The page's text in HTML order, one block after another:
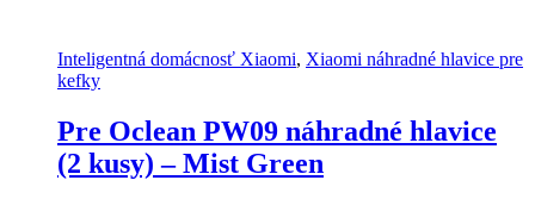
Inteligentná domácnosť Xiaomi, Xiaomi náhradné hlavice pre
kefky
Pre Oclean PW09 náhradné hlavice
(2 kusy) – Mist Green